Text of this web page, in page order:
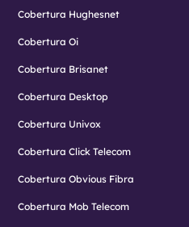
Cobertura Hughesnet
Cobertura Oi
Cobertura Brisanet
Cobertura Desktop
Cobertura Univox
Cobertura Click Telecom
Cobertura Obvious Fibra
Cobertura Mob Telecom